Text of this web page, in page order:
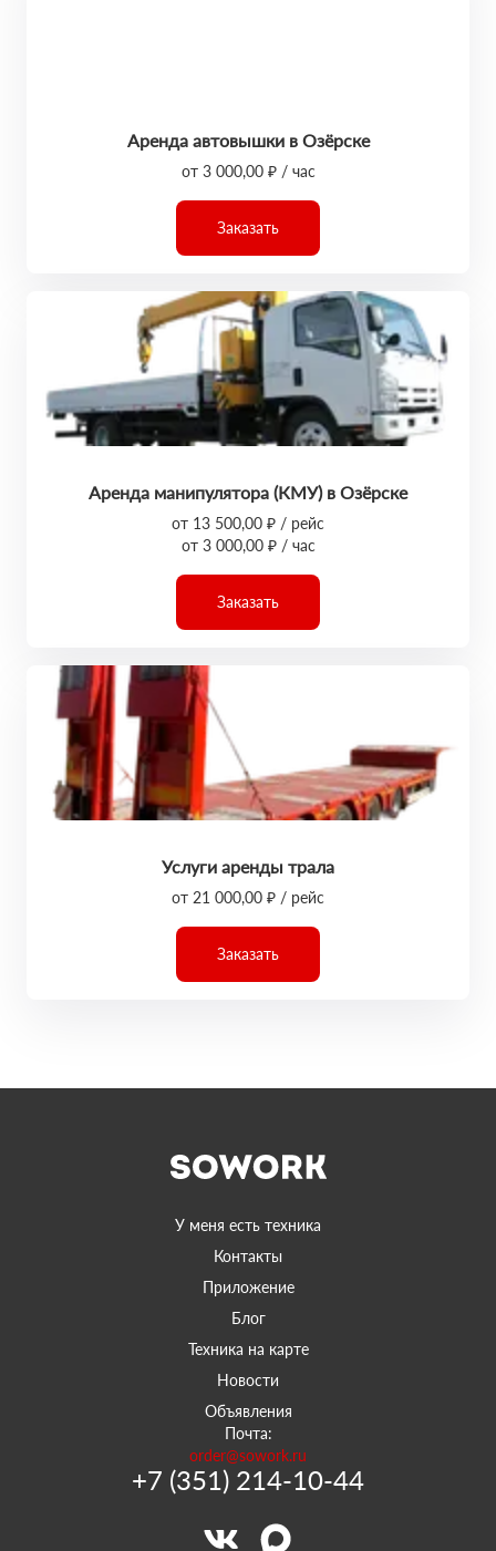
Аренда автовышки в Озёрске
от 3 000,00 ₽ / час
Заказать
Аренда манипулятора (КМУ) в Озёрске
от 13 500,00 ₽ / рейс
от 3 000,00 ₽ / час
Заказать
Услуги аренды трала
от 21 000,00 ₽ / рейс
Заказать
У меня есть техника
Контакты
Приложение
Блог
Техника на карте
Новости
Объявления
Почта:
order@sowork.ru
+7 (351) 214-10-44